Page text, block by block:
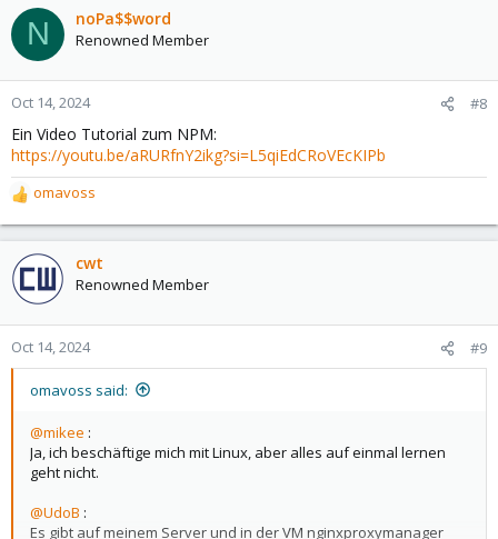
N noPa$$word
Renowned Member
Oct 14, 2024 #8
Ein Video Tutorial zum NPM:
https://youtu.be/aRURfnY2ikg?si=L5qiEdCRoVEcKIPb
R
e
a
c
t
o
n
omavoss
cwt
Renowned Member
Oct 14, 2024 #9
omavoss said:
@mikee :
Ja, ich beschäftige mich mit Linux, aber alles auf einmal lernen
geht nicht.
@UdoB :
Es gibt auf meinem Server und in der VM nginxproxymanager